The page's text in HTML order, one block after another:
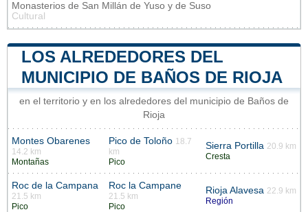
Monasterios de San Millán de Yuso y de Suso
Cultural
LOS ALREDEDORES DEL
MUNICIPIO DE BAÑOS DE RIOJA
en el territorio y en los alrededores del municipio de Baños de
Rioja
Montes Obarenes
14.2 km
Montañas
Pico de Toloño 18.7
km
Pico
Sierra Portilla 20.9 km
Cresta
Roc de la Campana
21.5 km
Pico
Roc la Campane
21.5 km
Pico
Rioja Alavesa 22.9 km
Región